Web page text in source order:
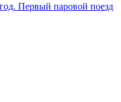
Первый паровой поезд